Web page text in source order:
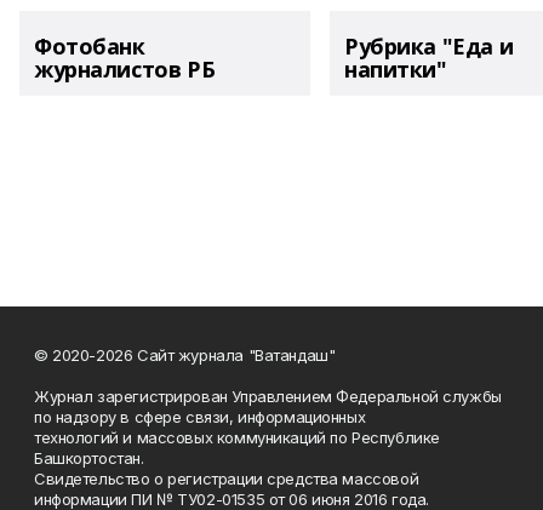
Фотобанк
журналистов РБ
Рубрика "Еда и
напитки"
© 2020-2026 Сайт журнала "Ватандаш"
Журнал зарегистрирован Управлением Федеральной службы
по надзору в сфере связи, информационных
технологий и массовых коммуникаций по Республике
Башкортостан.
Свидетельство о регистрации средства массовой
информации ПИ № ТУ02-01535 от 06 июня 2016 года.